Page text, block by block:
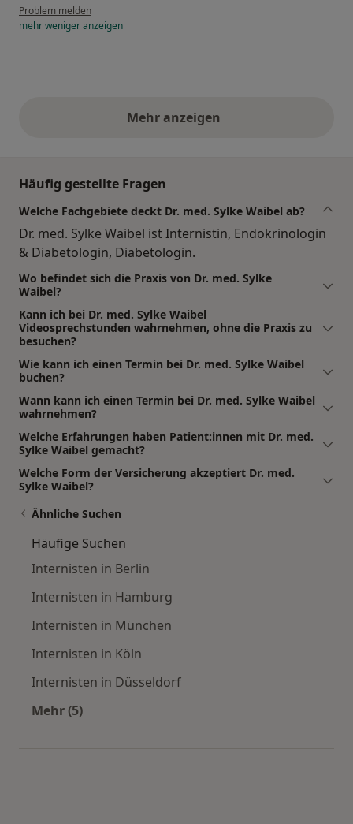
Problem melden
mehrwenigeranzeigen
Mehr anzeigenobige Stellungnahmen
Häufig gestellte Fragen
Welche Fachgebiete deckt Dr. med. Sylke Waibel ab?
Dr. med. Sylke Waibel ist Internistin, Endokrinologin
& Diabetologin, Diabetologin.
Wo befindet sich die Praxis von Dr. med. Sylke
Waibel?
Kann ich bei Dr. med. Sylke Waibel
Videosprechstunden wahrnehmen, ohne die Praxis zu
besuchen?
Wie kann ich einen Termin bei Dr. med. Sylke Waibel
buchen?
Wann kann ich einen Termin bei Dr. med. Sylke Waibel
wahrnehmen?
Welche Erfahrungen haben Patient:innen mit Dr. med.
Sylke Waibel gemacht?
Welche Form der Versicherung akzeptiert Dr. med.
Sylke Waibel?
Ähnliche Suchen
Häufige Suchen
Internisten in Berlin
Internisten in Hamburg
Internisten in München
Internisten in Köln
Internisten in Düsseldorf
Mehr (5)